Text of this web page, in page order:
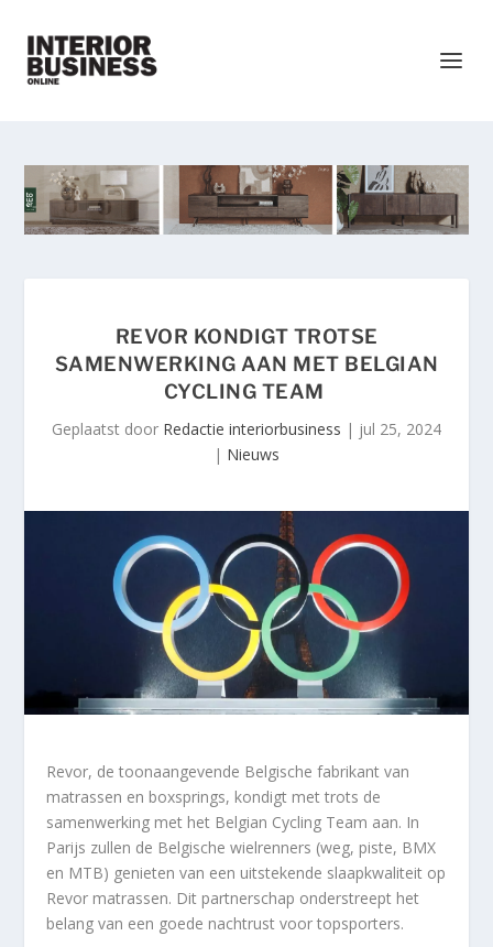
REVOR KONDIGT TROTSE
SAMENWERKING AAN MET BELGIAN
CYCLING TEAM
Geplaatst door Redactie interiorbusiness | jul 25, 2024
| Nieuws
Revor, de toonaangevende Belgische fabrikant van
matrassen en boxsprings, kondigt met trots de
samenwerking met het Belgian Cycling Team aan. In
Parijs zullen de Belgische wielrenners (weg, piste, BMX
en MTB) genieten van een uitstekende slaapkwaliteit op
Revor matrassen. Dit partnerschap onderstreept het
belang van een goede nachtrust voor topsporters.